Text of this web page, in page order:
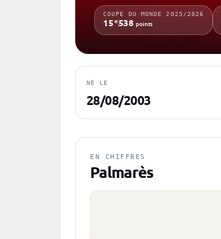
COUPE DU MONDE 2025/2026
15e538 points
NÉ LE
28/08/2003
EN CHIFFRES
Palmarès